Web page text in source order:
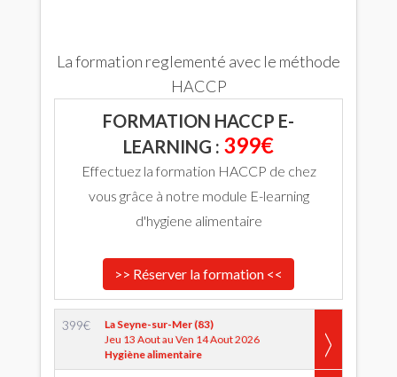
La formation reglementé avec le méthode
HACCP
FORMATION HACCP E-
LEARNING : 399€
Effectuez la formation HACCP de chez
vous grâce à notre module E-learning
d'hygiene alimentaire
>> Réserver la formation <<
399€
La Seyne-sur-Mer (83)
Jeu 13 Aout au Ven 14 Aout 2026
Hygiène alimentaire